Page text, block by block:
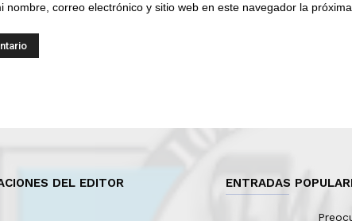
nombre, correo electrónico y sitio web en este navegador la
DEL EDITOR ENTRADAS